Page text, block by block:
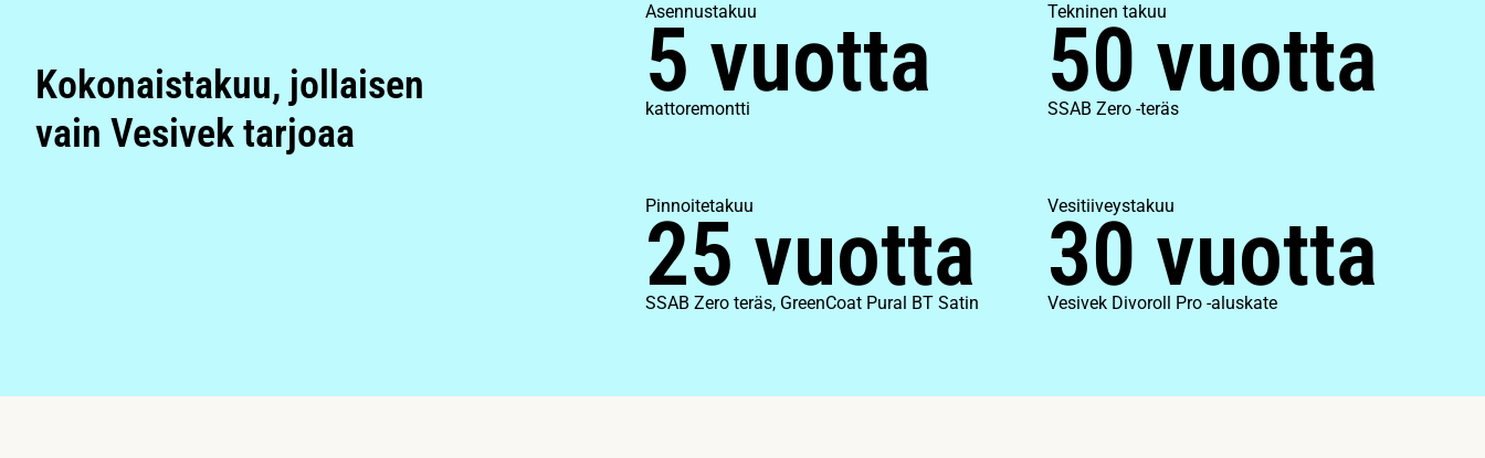
Kokonaistakuu, jollaisen
vain Vesivek tarjoaa
Asennustakuu
5 vuotta
kattoremontti
Tekninen takuu
50 vuotta
SSAB Zero -teräs
Pinnoitetakuu
25 vuotta
SSAB Zero teräs, GreenCoat Pural BT Satin
Vesitiiveystakuu
30 vuotta
Vesivek Divoroll Pro -aluskate